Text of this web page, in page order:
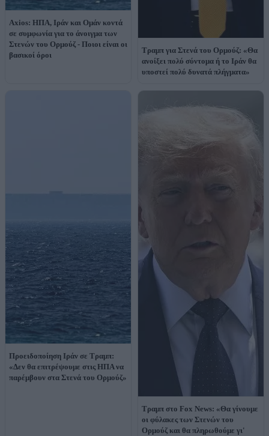
Axios: ΗΠΑ, Ιράν και Ομάν κοντά
σε συμφωνία για το άνοιγμα των
Στενών του Ορμούζ - Ποιοι είναι οι
βασικοί όροι
Τραμπ για Στενά του Ορμούζ: «Θα
ανοίξει πολύ σύντομα ή το Ιράν θα
υποστεί πολύ δυνατά πλήγματα»
Προειδοποίηση Ιράν σε Τραμπ:
«Δεν θα επιτρέψουμε στις ΗΠΑ να
παρέμβουν στα Στενά του Ορμούζ»
Τραμπ στο Fox News: «Θα γίνουμε
οι φύλακες των Στενών του
Ορμούζ και θα πληρωθούμε γι'